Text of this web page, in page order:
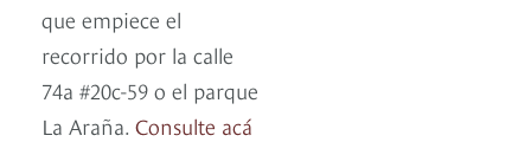
que empiece el
recorrido por la calle
74a #20c-59 o el parque
La Araña. Consulte acá